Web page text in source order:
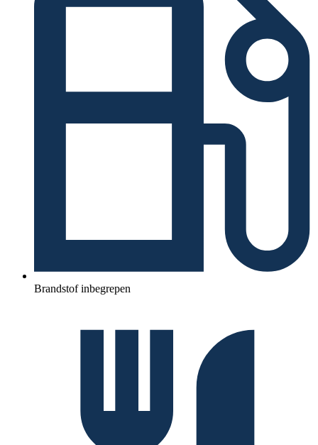
Brandstof inbegrepen